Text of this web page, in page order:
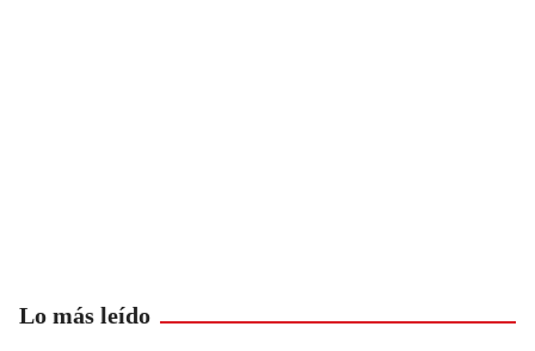
Lo más leído